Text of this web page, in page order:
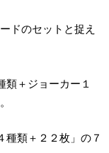
ドのセットと捉え
類＋ジョーカー１
種類＋２２枚」の７